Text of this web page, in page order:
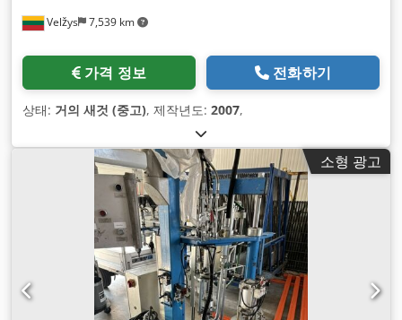
Velžys 7,539 km
가격 정보 전화하기
상태: 거의 새것 (중고), 제작년도: 2007,
소형 광고